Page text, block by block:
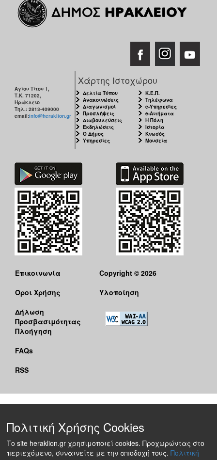
ΓΙΑ...Αγίου Τίτου 1,
Τ.Κ. 71202,
Ηράκλειο
Τηλ.: 2813-409000
email:info@heraklion.gr
Χάρτης Ιστοχώρου
Δελτία Τύπου
Ανακοινώσεις
Διαγωνισμοί
Προσλήψεις
Διαβουλεύσεις
Εκδηλώσεις
Ο Δήμος
Υπηρεσίες
Κ.Ε.Π.
Τηλέφωνα
e-Υπηρεσίες
e-Αιτήματα
Η Πόλη
Ιστορία
Κνωσός
Μουσεία
Επικοινωνία
Όροι Χρήσης
Δήλωση
Προσβασιμότητας
Πλοήγηση
FAQs
RSS
Copyright © 2026
Υλοποίηση
Πολιτική Χρήσης Cookies
Το site heraklion.gr χρησιμοποιεί cookies. Προχωρώντας στο
περιεχόμενο, συναινείτε με την αποδοχή τους. Πολιτική